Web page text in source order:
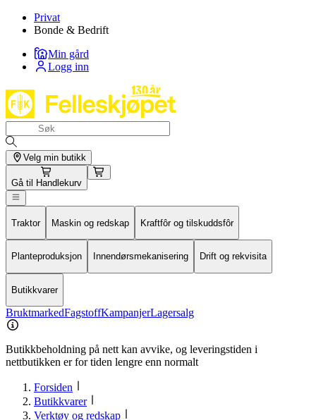
Privat
Bonde & Bedrift
Min gård
Logg inn
Velg min butikk
Gå til Handlekurv
Traktor Maskin og redskap Kraftfôr og tilskuddsfôr
Planteproduksjon Innendørsmekanisering Drift og rekvisita
Butikkvarer
BruktmarkedFagstoffKampanjerLagersalg
Butikkbeholdning på nett kan avvike, og leveringstiden i
nettbutikken er for tiden lengre enn normalt
Forsiden
Butikkvarer
Verktøy og redskap